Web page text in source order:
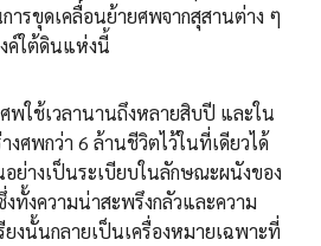
การขุดเคลื่อนย้ายศพจากสุสานต่าง ๆ
ค์ใต้ดินแห่งนี้
พใช้เวลานานถึงหลายสิบปี และใน
งศพกว่า 6 ล้านชีวิตไว้ในที่เดียวได้
ย่างเป็นระเบียบในลักษณะผนังของ
ทั้งความน่าสะพรึงกลัวและความ
ยงนั้นกลายเป็นเครื่องหมายเฉพาะที่